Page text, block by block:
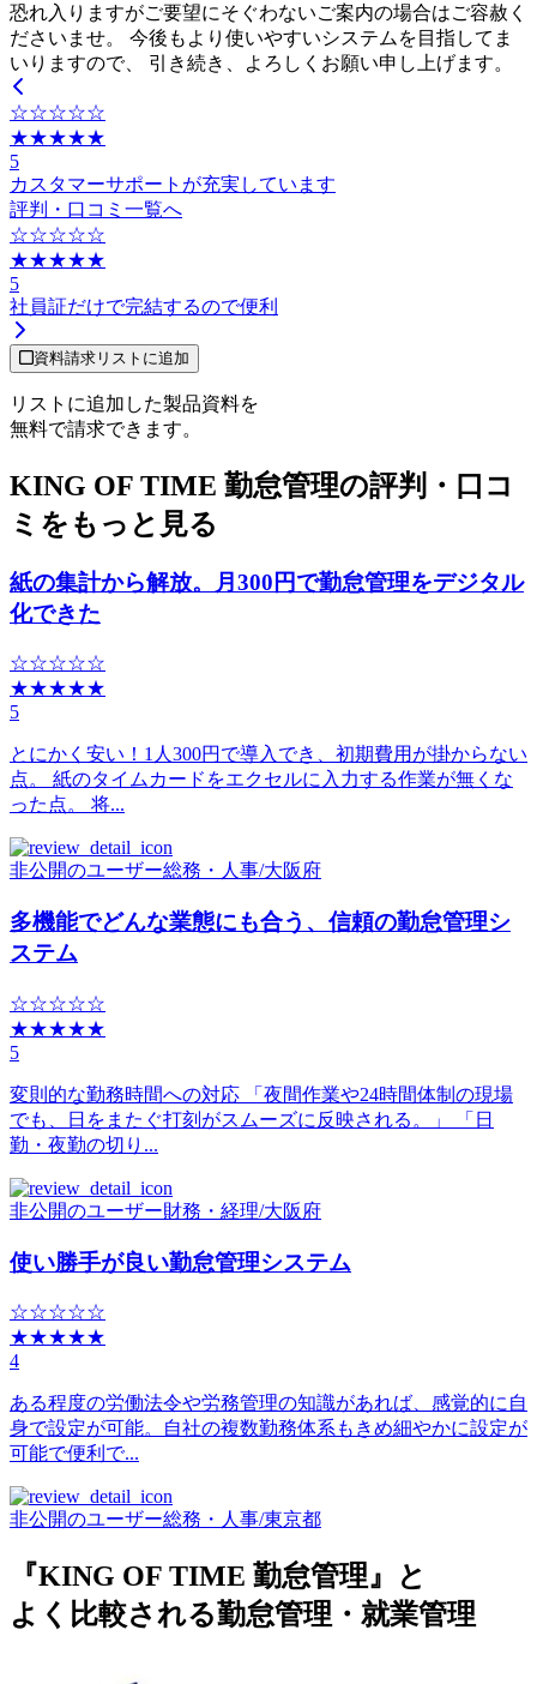
恐れ入りますがご要望にそぐわないご案内の場合はご容赦く
ださいませ。 今後もより使いやすいシステムを目指してま
いりますので、 引き続き、よろしくお願い申し上げます。
☆☆☆☆☆
★★★★★
5
カスタマーサポートが充実しています
評判・口コミ一覧へ
☆☆☆☆☆
★★★★★
5
社員証だけで完結するので便利
資料請求リストに追加
リストに追加した製品資料を
無料で請求できます。
KING OF TIME 勤怠管理の評判・口コ
ミをもっと見る
紙の集計から解放。月300円で勤怠管理をデジタル
化できた
☆☆☆☆☆
★★★★★
5
とにかく安い！1人300円で導入でき、初期費用が掛からない
点。 紙のタイムカードをエクセルに入力する作業が無くな
った点。 将...
非公開のユーザー総務・人事/大阪府
多機能でどんな業態にも合う、信頼の勤怠管理シ
ステム
☆☆☆☆☆
★★★★★
5
変則的な勤務時間への対応 「夜間作業や24時間体制の現場
でも、日をまたぐ打刻がスムーズに反映される。」 「日
勤・夜勤の切り...
非公開のユーザー財務・経理/大阪府
使い勝手が良い勤怠管理システム
☆☆☆☆☆
★★★★★
4
ある程度の労働法令や労務管理の知識があれば、感覚的に自
身で設定が可能。自社の複数勤務体系もきめ細やかに設定が
可能で便利で...
非公開のユーザー総務・人事/東京都
『KING OF TIME 勤怠管理』と
よく比較される勤怠管理・就業管理